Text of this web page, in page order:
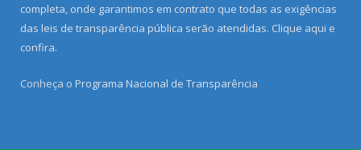
completa, onde garantimos em contrato que todas as exigências
das leis de transparência pública serão atendidas. Clique aqui e
confira.
Conheça o Programa Nacional de Transparência